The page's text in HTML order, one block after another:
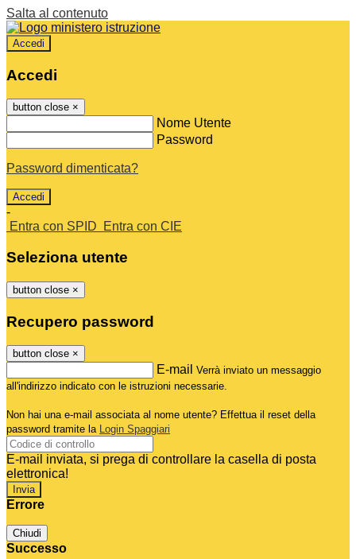
Salta al contenuto
Accedi
Accedi
button close ×
Nome Utente
Password
Password dimenticata?
-
Entra con SPID
Entra con CIE
Seleziona utente
button close ×
Recupero password
button close ×
E-mail Verrà inviato un messaggio
all'indirizzo indicato con le istruzioni necessarie.
Non hai una e-mail associata al nome utente? Effettua il reset della
password tramite la Login Spaggiari
E-mail inviata, si prega di controllare la casella di posta
elettronica!
Errore
Chiudi
Successo